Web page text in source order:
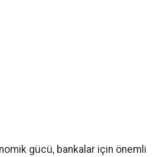
gücü, bankalar için önemli